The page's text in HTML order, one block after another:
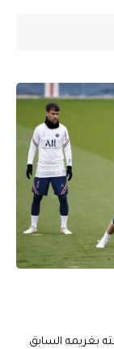
بغريمه السابق